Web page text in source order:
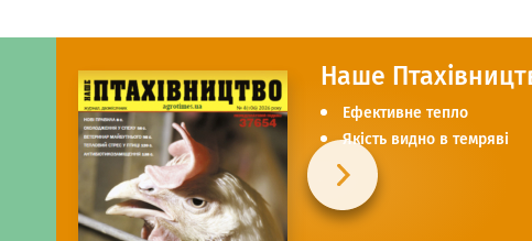
Наше
Ефективне тепло
Якість видно в темряві